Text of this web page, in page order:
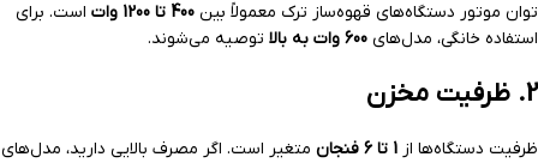
توان موتور دستگاه‌های قهوه‌ساز ترک معمولاً بین 400 تا 1200 وات
است. برای
استفاده خانگی، مدل‌های 600 وات به بالا توصیه می‌شوند.
2. ظرفیت مخزن
ظرفیت دستگاه‌ها از 1 تا 6 فنجان
متغیر است. اگر مصرف بالایی دارید، مدل‌های